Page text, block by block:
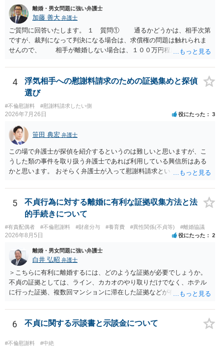
離婚・男女問題に強い弁護士
加藤 善大 弁護士
ご質問に回答いたします。 １ 質問① 通るかどうかは、相手次第
ですが、裁判になって判決になる場合は、求償権の問題は触れられま
せんので、 相手が離婚しない場合は、１００万円程度となる可能
するデメリットはありますから（経済的、時間的、精神的負担等）、
反対にご自身が、裁判も辞さずという姿勢を示すことで、プラス
に働く可能性は有り得ます。 交渉で解決する多くの場合は、相手
が弁護士に依頼しているケースで、５０万円以下で合意できる場合は
稀であると思います。 通常は、６０万円から８０万円程度になる
ことが多いというのが私の印象です。 ２ 質問② ご記載の内容が
減額を進めるうえでの交渉材料かと思います。 なお、ご自身が離
婚しないことは、交渉材料にはならないかと思いますので、ご注意く
ださい。 また、相手夫婦の婚姻関係が既に破綻していたことや、
相手女性が結婚しているとは知らなかったと主張することもあります
が、 ケースバイケースですので、ご自身の場合にそれらの主張が
できるかはよくお考え下さい。 ３ 質問③ 違約金を５０万円とす
る旨の交渉をすることが妥当かどうかという基準はありません。
公序良俗に反するような金額では、その条項自体が無効になり得ます
が、 ２００万円でも、５０万円でも、公序良俗に反するほど高額
とはいえないと考えますので、 結局は、妥当かどうかというより
も、ご自身が納得できるかどうかという基準でお考えいただくといい
と思います。 そのうえで、合意できるかは、相手も納得できるか
否かにかかってはきますが。 ４ 質問④ ご記載の内容からは判断
できないのですが、 清算条項を記載しないで合意することはリス
クがありますので、むしろ、原則としては、清算条項を記載するべき
であるとお考えいただくといいです。 ご質問に対する回答は以上で
すが、可能であれば、ご依頼になるかは別として、お近くの弁護士に
直接相談されて、 今後の対応についてアドバイス等を求めることを
4
浮気相手への慰謝料請求のための証拠集めと探偵
選び
#不倫慰謝料 #慰謝料請求したい側
2026年7月26日 役にたった 3
笹田 典宏 弁護士
この場で弁護士が探偵を紹介するというのは難しいと思いますが、こ
うした類の事件を取り扱う弁護士であれば利用している興信所はある
かと思います。 おそらく弁護士が入って慰謝料請求という流れになる
めします。
5
不貞行為に対する離婚に有利な証拠収集方法と法
的手続きについて
#有責配偶者 #不倫慰謝料 #財産分与 #養育費 #異性関係(不貞等) #離婚協議
2026年8月5日 役にたった 2
離婚・男女問題に強い弁護士
白井 弘昭 弁護士
＞こちらに有利に離婚するには、どのような証拠が必要でしょうか。
不貞の証拠としては、ライン、カカオのやり取りだけでなく、ホテル
に行った証拠、複数回マンションに滞在した証拠などが有効です。 不
婚する、慰謝料をとるなど）ことができると思われます。 ただし、不
貞発覚後、長期間同居を続けると、不貞を許したとの評価につながる
6 不貞に関する示談書と示談金について
#不倫慰謝料 #中絶